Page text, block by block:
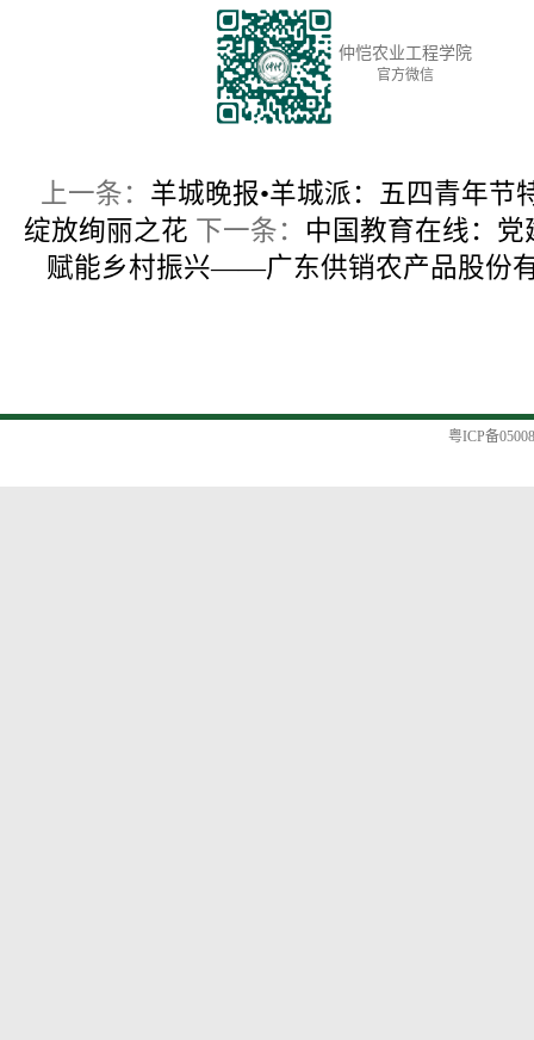
仲恺农业工程学院
官方微信
上一条： 羊城晚报•羊城派：五四青年节
绽放绚丽之花 下一条： 中国教育在线：党
赋能乡村振兴——广东供销农产品股份
粤ICP备